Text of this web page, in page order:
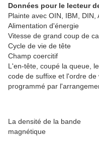
Données pour le lecteur
Plainte avec OIN, IBM, DIN,
Alimentation d'énergie
Vitesse de grand coup de
Cycle de vie de tête
Champ coercitif
L'en-tête, coupé la queue,
code de suffixe et l'ordre de
programmé par
La densité de la bande
magnétique